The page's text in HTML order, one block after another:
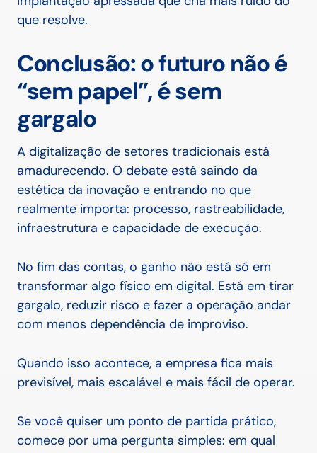
que resolve.
Conclusão: o futuro não é
“sem papel”, é sem
gargalo
A digitalização de setores tradicionais está
amadurecendo. O debate está saindo da
estética da inovação e entrando no que
realmente importa: processo, rastreabilidade,
infraestrutura e capacidade de execução.
No fim das contas, o ganho não está só em
transformar algo físico em digital. Está em tirar
gargalo, reduzir risco e fazer a operação andar
com menos dependência de improviso.
Quando isso acontece, a empresa fica mais
previsível, mais escalável e mais fácil de operar.
Se você quiser um ponto de partida prático,
comece por uma pergunta simples: em qual